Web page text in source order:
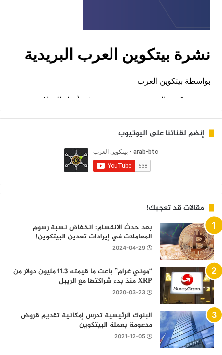
إنضم لقناتنا على اليوتيوب
مقالات قد تعجبك!
بعد حدث الانقسام: انخفاض نسبة رسوم
المعاملات في إيرادات تعدين البيتكوين!
2024-04-29
“موني غرام” باعت ما قيمته 11.3 مليون دولار من
XRP منذ بدء شراكتها مع الريبل
2020-03-23
البنوك الرئيسية تدرس إمكانية تقديم قروض
مدعومة بعملة البيتكوين
2021-12-05